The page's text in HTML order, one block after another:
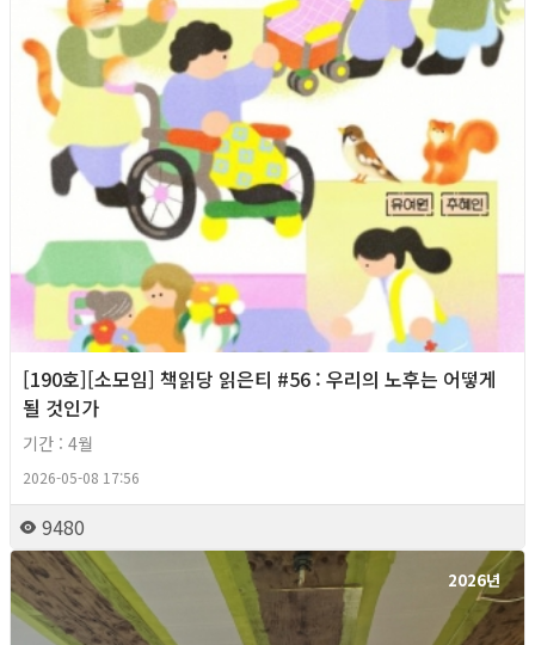
[190호][소모임] 책읽당 읽은티 #56 : 우리의 노후는 어떻게
될 것인가
기간 : 4월
2026-05-08 17:56
9480
2026년